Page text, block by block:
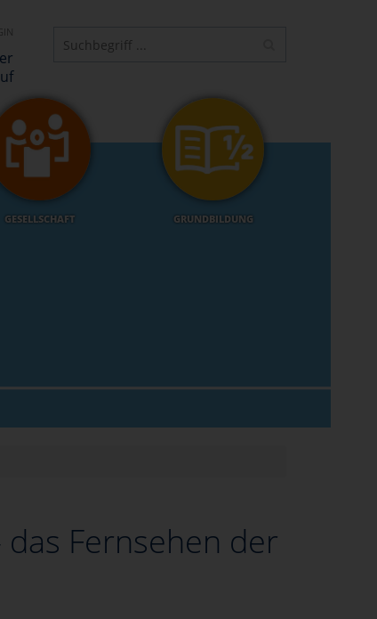
GESELLSCHAFT GRUNDBILDUNG
das Fernsehen der